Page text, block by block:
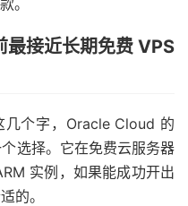
接近长期免费 VPS
几个字，Oracle Cloud 的
选择。它在免费云服务器
实例，如果能成功开出
的。